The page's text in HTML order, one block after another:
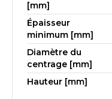
[mm]
Épaisseur
minimum [mm]
Diamètre du
centrage [mm]
Hauteur [mm]